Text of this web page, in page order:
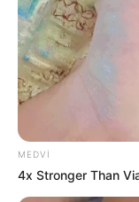
edildi
78
MEDVI
4x Stronger Than